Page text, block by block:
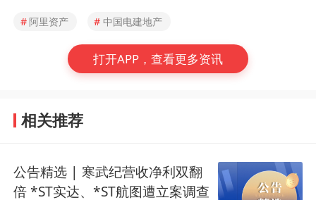
# 阿里资产 # 中国电建地产
打开APP，查看更多资讯
相关推荐
公告精选 | 寒武纪营收净利双翻
倍 *ST实达、*ST航图遭立案调查